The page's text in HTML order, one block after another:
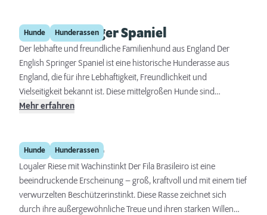
verbunden mit regelmäßigen geistigen und körperlichen
Aktivitäten, ist essenziell, um ihren natürlichen Spieltrieb zu
befriedigen und sie glücklich zu halten.
Hunde Hunderassen
English Springer Spaniel
Der lebhafte und freundliche Familienhund aus England Der
English Springer Spaniel ist eine historische Hunderasse aus
England, die für ihre Lebhaftigkeit, Freundlichkeit und
Vielseitigkeit bekannt ist. Diese mittelgroßen Hunde sind
ausgezeichnete Familienhunde, die sich sowohl in aktiven
machen sie zu idealen Begleitern für eine Vielzahl von
Aktivitäten, von der Jagd bis zu Gehorsamswettbewerben, sofern
sie regelmäßig geistig und körperlich ausgelastet werden.
Mehr erfahren
Hunde Hunderassen
Fila Brasileiro
Loyaler Riese mit Wachinstinkt Der Fila Brasileiro ist eine
beeindruckende Erscheinung – groß, kraftvoll und mit einem tief
verwurzelten Beschützerinstinkt. Diese Rasse zeichnet sich
durch ihre außergewöhnliche Treue und ihren starken Willen